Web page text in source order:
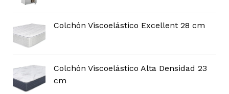
Colchón Viscoelástico Excellent 28 cm
Colchón Viscoelástico Alta Densidad 23
cm